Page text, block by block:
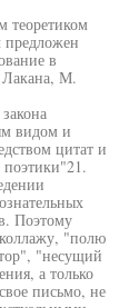
теоретиком
предложен
в
М.
видом и
цитат и
Поэтому
"полю
"несущий
а только
письмо, не